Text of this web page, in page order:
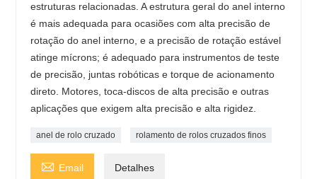
estruturas relacionadas. A estrutura geral do anel interno
é mais adequada para ocasiões com alta precisão de
rotação do anel interno, e a precisão de rotação estável
atinge mícrons; é adequado para instrumentos de teste
de precisão, juntas robóticas e torque de acionamento
direto. Motores, toca-discos de alta precisão e outras
aplicações que exigem alta precisão e alta rigidez.
anel de rolo cruzado rolamento de rolos cruzados finos
 Email Detalhes